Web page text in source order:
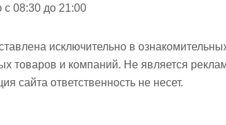
с 08:30 до 21:00
исключительно в
товаров и компаний. Не является
сайта ответственность не несет.